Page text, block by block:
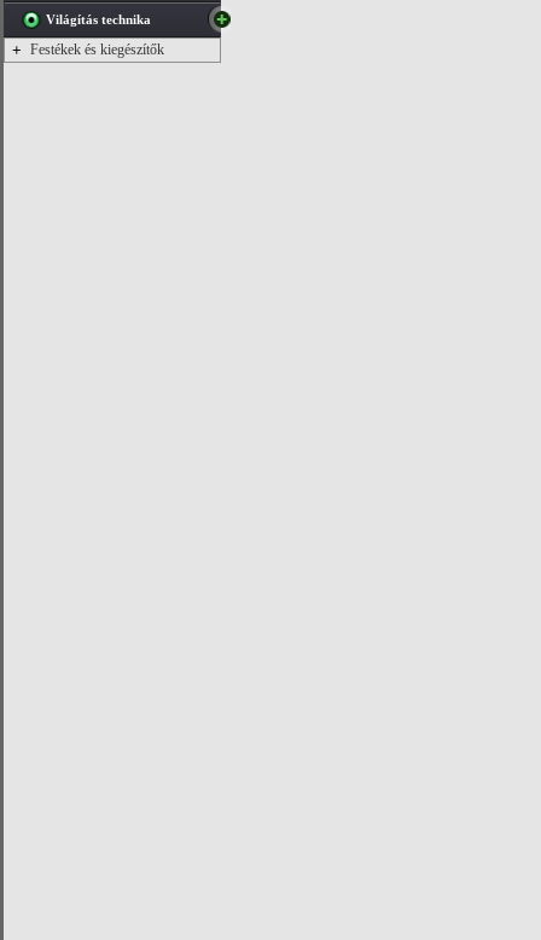
Világítás technika
+ Festékek és kiegészítők